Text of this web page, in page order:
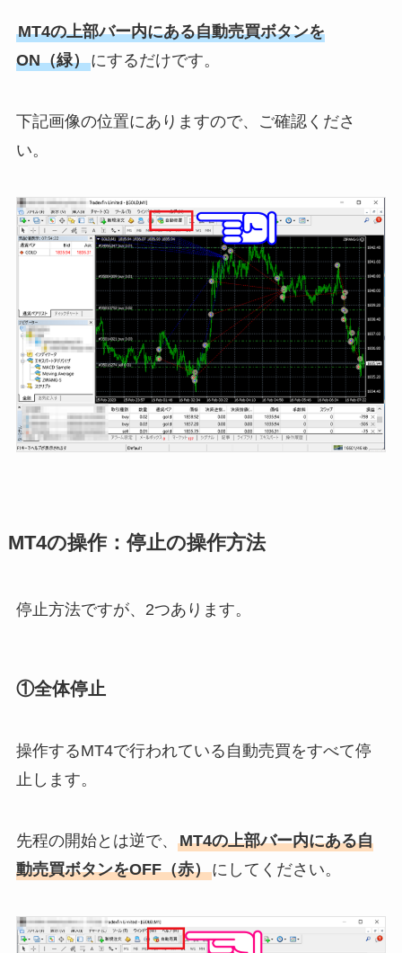
MT4の上部バー内にある自動売買ボタンを
ON（緑）にするだけです。
下記画像の位置にありますので、ご確認くださ
い。
MT4の操作：停止の操作方法
停止方法ですが、2つあります。
①全体停止
操作するMT4で行われている自動売買をすべて停
止します。
先程の開始とは逆で、 MT4の上部バー内にある自
動売買ボタンをOFF（赤）にしてください。